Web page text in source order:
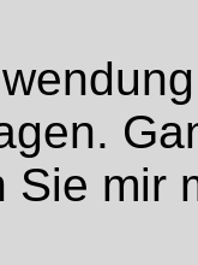
Sie mir